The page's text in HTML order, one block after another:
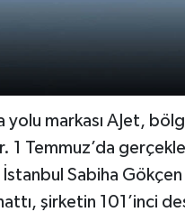
markası AJet,
1 Temmuz’da
Sabiha
şirketin 101’inci